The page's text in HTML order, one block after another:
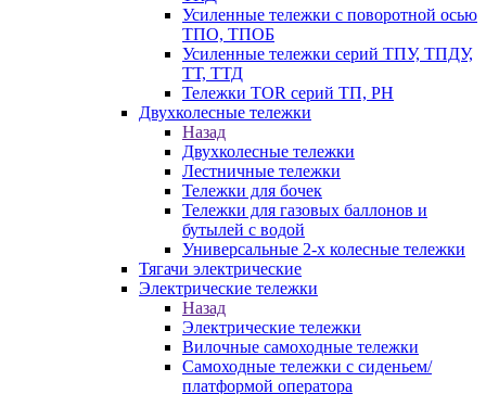
Усиленные тележки с поворотной осью
ТПО, ТПОБ
Усиленные тележки серий ТПУ, ТПДУ,
ТТ, ТТД
Тележки TOR серий ТП, PH
Двухколесные тележки
Назад
Двухколесные тележки
Лестничные тележки
Тележки для бочек
Тележки для газовых баллонов и
бутылей с водой
Универсальные 2-х колесные тележки
Тягачи электрические
Электрические тележки
Назад
Электрические тележки
Вилочные самоходные тележки
Самоходные тележки с сиденьем/
платформой оператора